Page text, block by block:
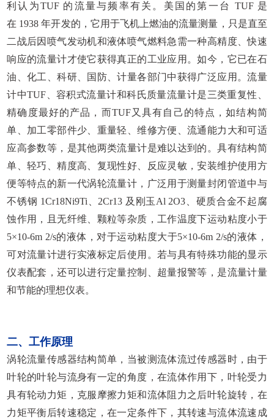
利认为TUF 的流量与频率有关。美国的第一台 TUF 是
在 1938 年开发的，它用于飞机上燃油的流量测量，只是直至
二战后因喷气发动机和液体喷气燃料急需一种高精度、快速
响应的流量计才使它获得真正的工业应用。如今，它已在石
油、化工、科研、国防、计量各部门中获得广泛应用。流量
计中TUF、容积式流量计和科氏质量流量计是三类重复性、
精确度最好的产品，而TUF又具有自己的特点，如结构简
单、加工零部件少、重量轻、维修方便、流通能力大和可适
应高参数等，是其他两类流量计是难以达到的。具有结构简
单、轻巧、精度高、复现性好、反应灵敏，安装维护使用方
便等特点的新一代涡轮流量计，广泛用于测量封闭管道中与
不锈钢 1Cr18Ni9Ti、2Cr13 及刚玉Al 2O3、硬质合金不起腐
蚀作用，且无纤维、颗粒等杂质，工作温度下运动粘度小于
5×10-6m 2/s的液体，对于运动粘度大于5×10-6m 2/s的液体，
可对流量计进行实液标定后使用。若与具有特殊功能的显示
仪表配套，还可以进行定量控制、超量报警等，是流量计量
和节能的理想仪表。
二、工作原理
涡轮流量传感器结构简单，当被测流体流过传感器时，由于
叶轮的叶轮与流身有一定的角度，在流体作用下，叶轮受力
具有轮动力矩，克服摩擦力矩和流体阻力之后叶轮旋转，在
力矩平衡后转速稳定，在一定条件下，其转速与流体流速成